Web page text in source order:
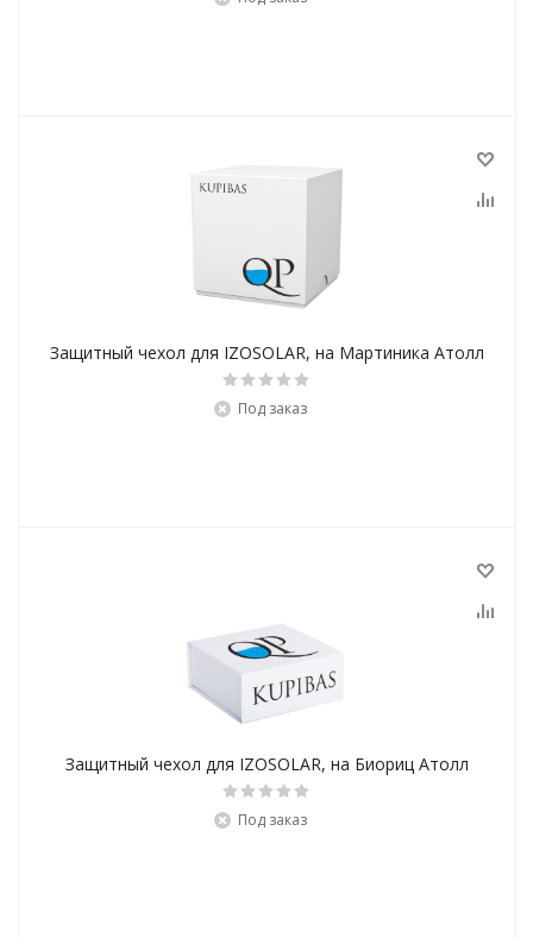
Защитный чехол для IZOSOLAR, на Мартиника Атолл
Под заказ
Защитный чехол для IZOSOLAR, на Биориц Атолл
Под заказ